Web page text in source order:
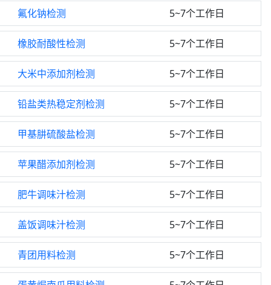
氟化钠检测 5~7个工作日
橡胶耐酸性检测 5~7个工作日
大米中添加剂检测 5~7个工作日
铅盐类热稳定剂检测 5~7个工作日
甲基肼硫酸盐检测 5~7个工作日
苹果醋添加剂检测 5~7个工作日
肥牛调味汁检测 5~7个工作日
盖饭调味汁检测 5~7个工作日
青团用料检测 5~7个工作日